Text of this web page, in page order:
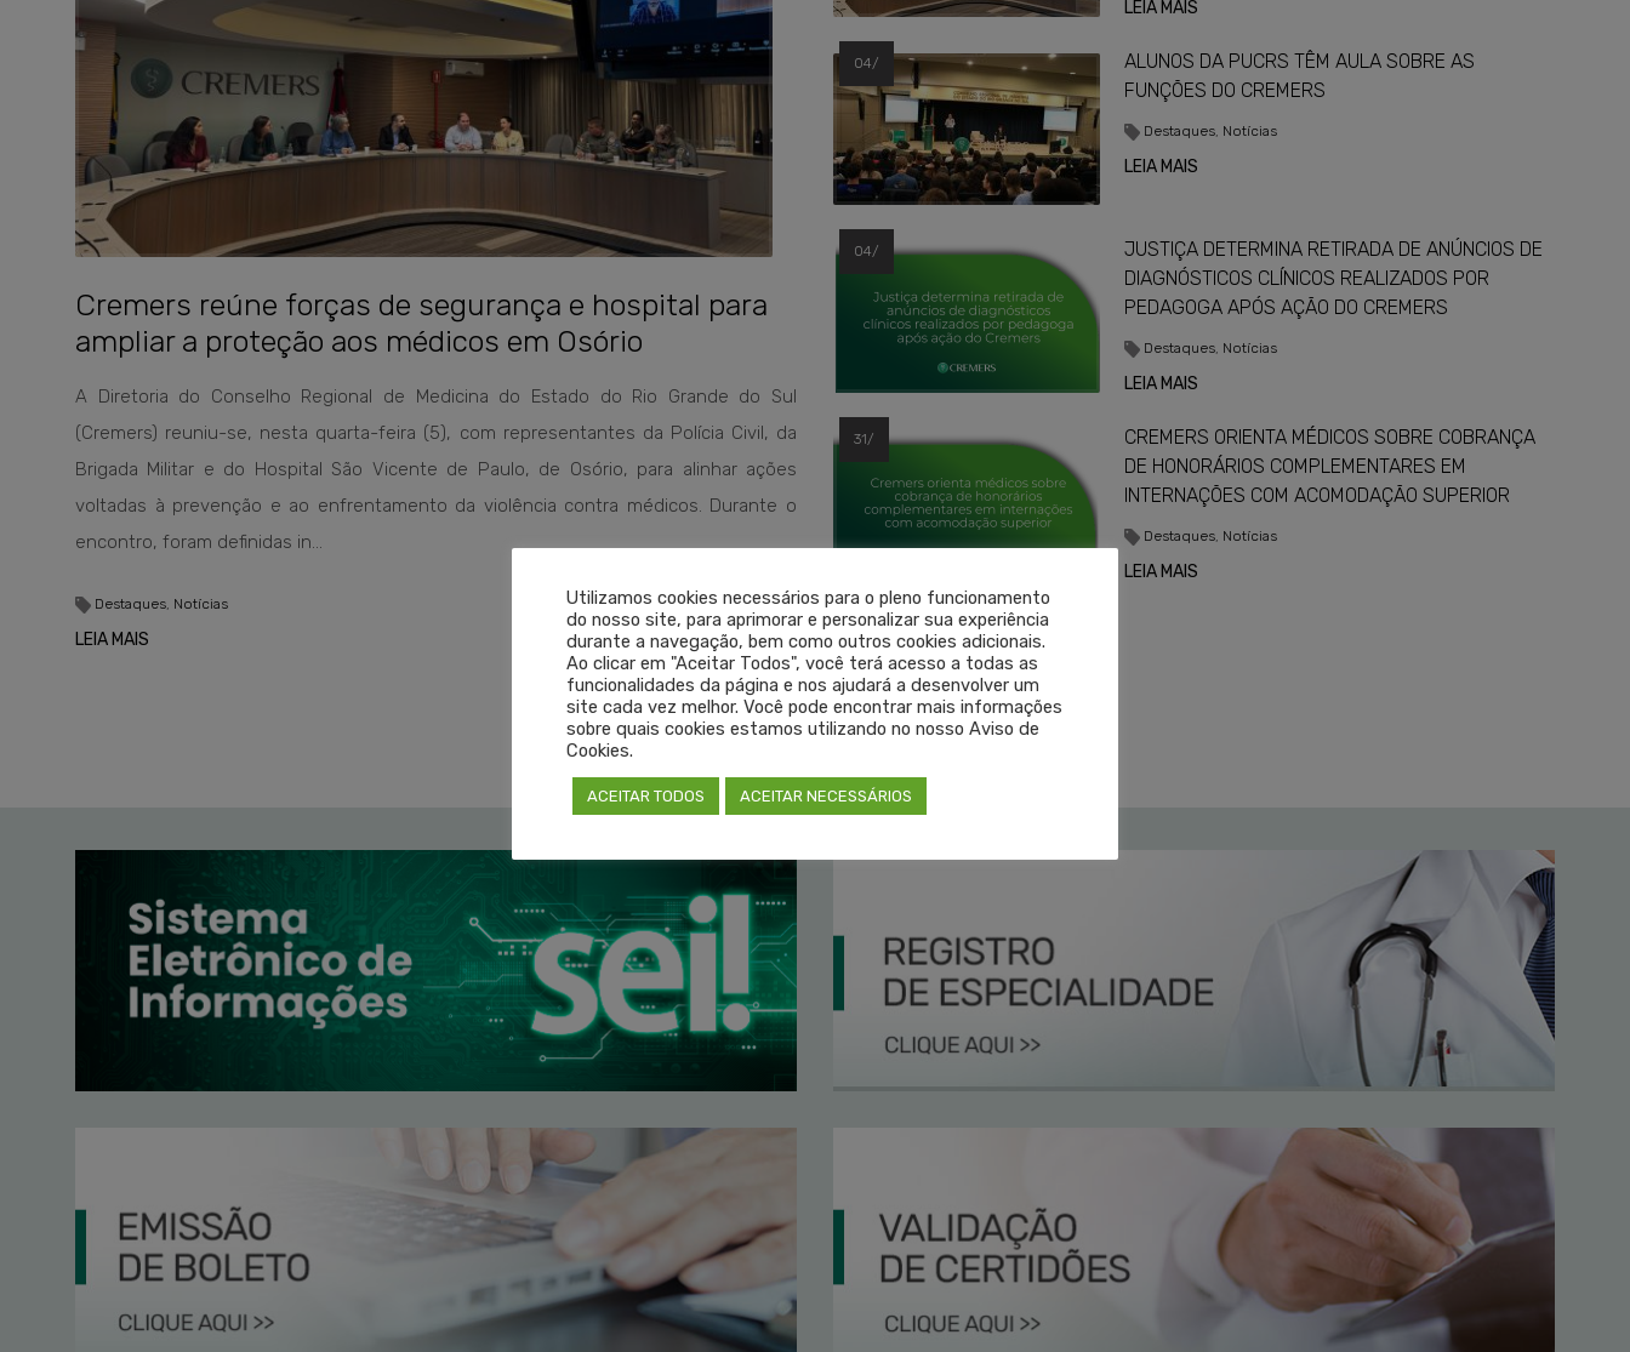
Cremers reúne forças de segurança e hospital para
ampliar a proteção aos médicos em Osório
A Diretoria do Conselho Regional de Medicina do Estado do Rio Grande do Sul
(Cremers) reuniu-se, nesta quarta-feira (5), com representantes da Polícia Civil, da
Brigada Militar e do Hospital São Vicente de Paulo, de Osório, para alinhar ações
voltadas à prevenção e ao enfrentamento da violência contra médicos. Durante o
encontro, foram definidas in...
Destaques, Notícias
LEIA MAIS
LEIA MAIS
04/
ALUNOS DA PUCRS TÊM AULA SOBRE AS
FUNÇÕES DO CREMERS
Destaques, Notícias
LEIA MAIS
04/
JUSTIÇA DETERMINA RETIRADA DE ANÚNCIOS DE
DIAGNÓSTICOS CLÍNICOS REALIZADOS POR
PEDAGOGA APÓS AÇÃO DO CREMERS
Destaques, Notícias
LEIA MAIS
31/
CREMERS ORIENTA MÉDICOS SOBRE COBRANÇA
DE HONORÁRIOS COMPLEMENTARES EM
INTERNAÇÕES COM ACOMODAÇÃO SUPERIOR
Destaques, Notícias
LEIA MAIS
VEJA TODAS AS NOTÍCIAS
Utilizamos cookies necessários para o pleno funcionamento
do nosso site, para aprimorar e personalizar sua experiência
durante a navegação, bem como outros cookies adicionais.
Ao clicar em "Aceitar Todos", você terá acesso a todas as
funcionalidades da página e nos ajudará a desenvolver um
site cada vez melhor. Você pode encontrar mais informações
sobre quais cookies estamos utilizando no nosso Aviso de
Cookies.
ACEITAR TODOS ACEITAR NECESSÁRIOS